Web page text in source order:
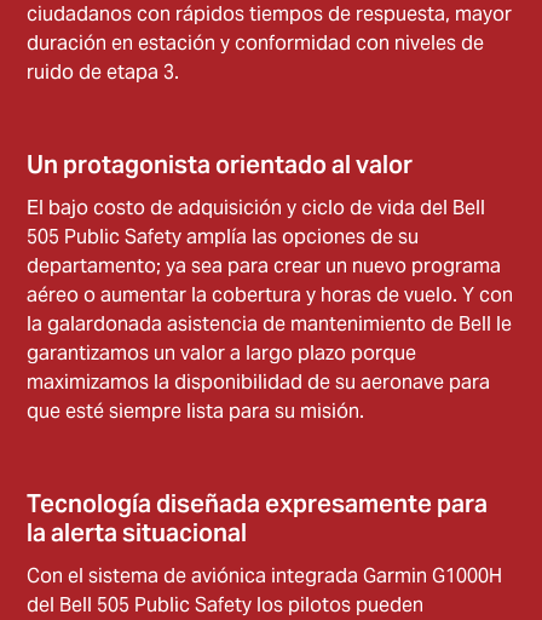
ciudadanos con rápidos tiempos de respuesta, mayor
duración en estación y conformidad con niveles de
ruido de etapa 3.
Un protagonista orientado al valor
El bajo costo de adquisición y ciclo de vida del Bell
505 Public Safety amplía las opciones de su
departamento; ya sea para crear un nuevo programa
aéreo o aumentar la cobertura y horas de vuelo. Y con
la galardonada asistencia de mantenimiento de Bell le
garantizamos un valor a largo plazo porque
maximizamos la disponibilidad de su aeronave para
que esté siempre lista para su misión.
Tecnología diseñada expresamente para
la alerta situacional
Con el sistema de aviónica integrada Garmin G1000H
del Bell 505 Public Safety los pilotos pueden